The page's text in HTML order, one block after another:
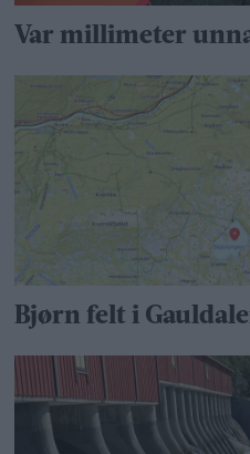
Var millimeter
Bjørn felt i